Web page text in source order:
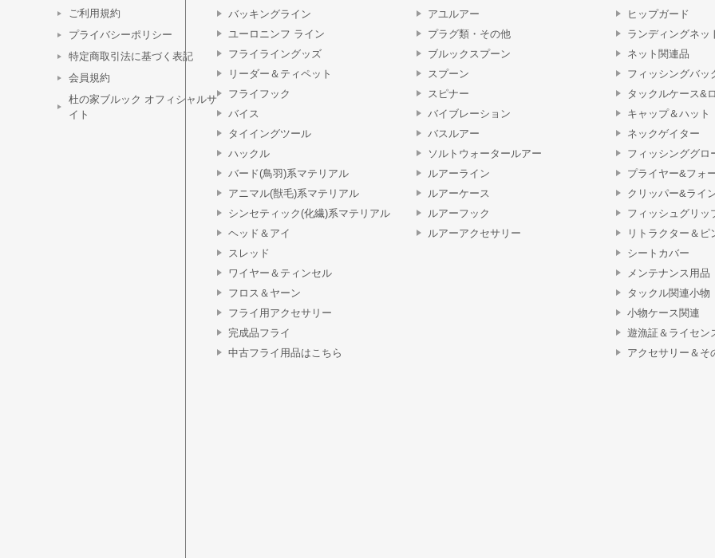
ご利用規約
プライバシーポリシー
特定商取引法に基づく表記
会員規約
杜の家ブルック オフィシャルサ
イト
バッキングライン
ユーロニンフ ライン
フライライングッズ
リーダー＆ティペット
フライフック
バイス
タイイングツール
ハックル
バード(鳥羽)系マテリアル
アニマル(獣毛)系マテリアル
シンセティック(化繊)系マテリアル
ヘッド＆アイ
スレッド
ワイヤー＆ティンセル
フロス＆ヤーン
フライ用アクセサリー
完成品フライ
中古フライ用品はこちら
アユルアー
プラグ類・その他
ブルックスプーン
スプーン
スピナー
バイブレーション
バスルアー
ソルトウォータールアー
ルアーライン
ルアーケース
ルアーフック
ルアーアクセサリー
ヒップガード
ランディングネッ
ネット関連品
フィッシングバッ
タックルケース&
キャップ＆ハット
ネックゲイター
フィッシンググロ
プライヤー&フォ
クリッパー&ライ
フィッシュグリッ
リトラクター＆ピ
シートカバー
メンテナンス用品
タックル関連小物
小物ケース関連
遊漁証＆ライセン
アクセサリー＆そ